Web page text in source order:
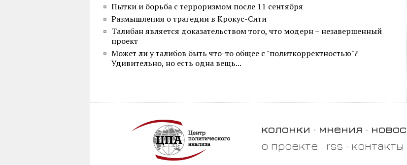
Пытки и борьба с терроризмом после 11 сентября
Размышления о трагедии в Крокус-Сити
Талибан является доказательством того, что модерн – незавершенный
проект
Может ли у талибов быть что-то общее с "политкорректностью"?
Удивительно, но есть одна вещь...
колонки мнения
о проекте
rss контакты